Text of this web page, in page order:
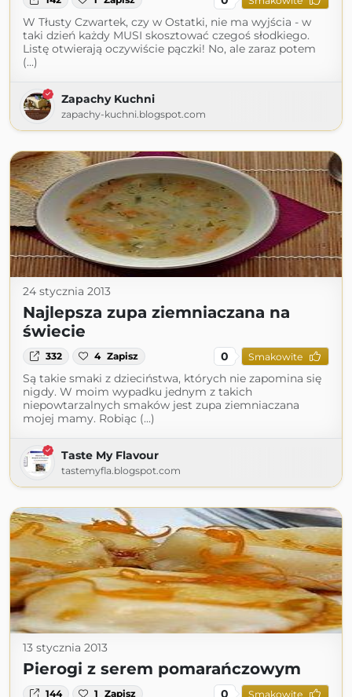
W Tłusty Czwartek, czy w Ostatki, nie ma wyjścia - w
taki dzień każdy MUSI skosztować czegoś słodkiego.
Listę otwierają oczywiście pączki! No, ale zaraz potem
(...)
Zapachy Kuchni
zapachy-kuchni.blogspot.com
24 stycznia 2013
Najlepsza zupa ziemniaczana na
świecie
332 4 Zapisz 0 Smakowite
Są takie smaki z dzieciństwa, których nie zapomina się
nigdy. W moim wypadku jednym z takich
niepowtarzalnych smaków jest zupa ziemniaczana
mojej mamy. Robiąc (...)
Taste My Flavour
tastemyfla.blogspot.com
13 stycznia 2013
Pierogi z serem pomarańczowym
144 1 Zapisz 0 Smakowite